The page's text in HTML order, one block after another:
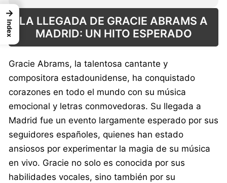
LA LLEGADA DE GRACIE ABRAMS A
MADRID: UN HITO ESPERADO
Gracie Abrams, la talentosa cantante y
compositora estadounidense, ha conquistado
corazones en todo el mundo con su música
emocional y letras conmovedoras. Su llegada a
Madrid fue un evento largamente esperado por sus
seguidores españoles, quienes han estado
ansiosos por experimentar la magia de su música
en vivo. Gracie no solo es conocida por sus
habilidades vocales, sino también por su
→
Index